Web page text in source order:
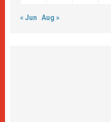
« Jun Aug »